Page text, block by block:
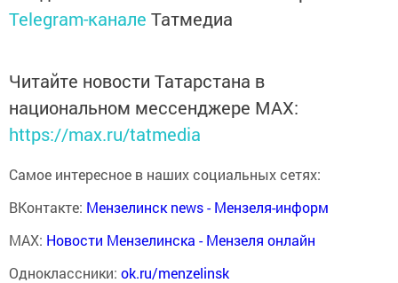
Telegram-канале Татмедиа
Читайте новости Татарстана в
национальном мессенджере MАХ:
https://max.ru/tatmedia
Самое интересное в наших социальных сетях:
ВКонтакте: Мензелинск news - Мензеля-информ
MAX: Новости Мензелинска - Мензеля онлайн
Одноклассники: ok.ru/menzelinsk